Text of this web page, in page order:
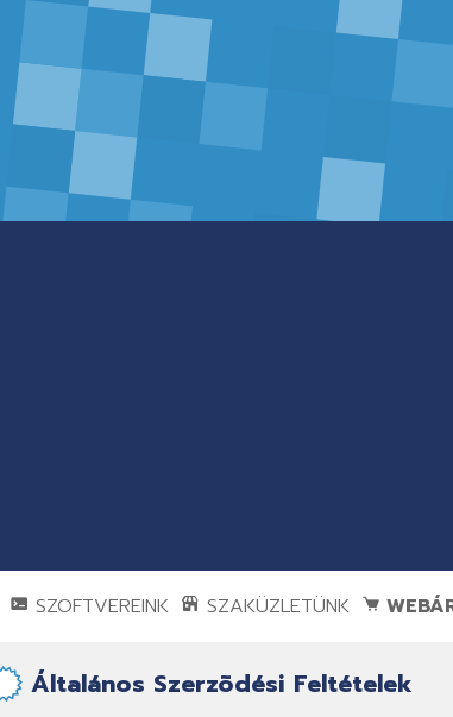
SZOFTVEREINK SZAKÜZLETÜNK
Általános Szerzõdési Feltételek